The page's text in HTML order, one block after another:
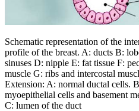
Schematic representation of the
profile of the breast. A: ducts B:
sinuses D: nipple E: fat tissue F:
muscle G: ribs and intercostal
Extension: A: normal ductal cells.
myoepithelial cells and basement
C: lumen of the duct